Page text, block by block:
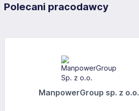
Polecani pracodawcy
ManpowerGroup sp. z o.o.